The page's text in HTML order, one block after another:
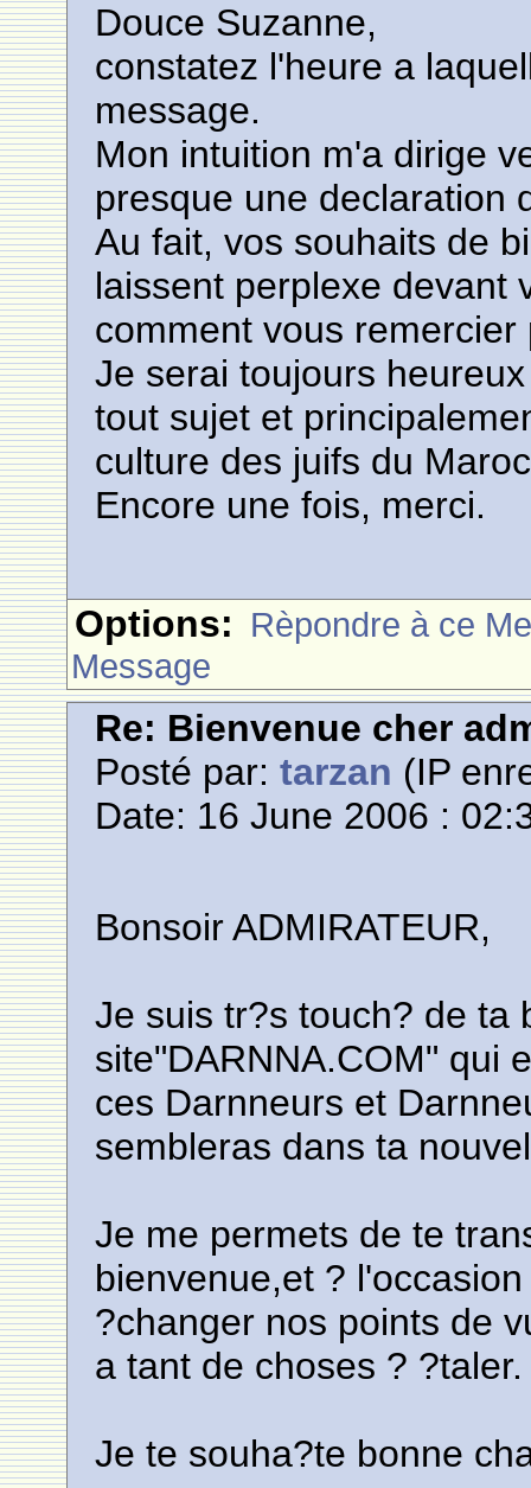
Douce Suzanne,
constatez l'heure a
message.
Mon intuition m'a dirige
presque une declaration
Au fait, vos souhaits de
laissent perplexe devant
comment vous
Je serai toujours
tout sujet et
culture des juifs du
Encore une fois, merci.
Options: Rèpondre à ce
Message
Re: Bienvenue cher
Posté par:tarzan (IP
Date: 16 June 2006 :
Bonsoir ADMIRATEUR,
Je suis tr?s touch? de ta
site"DARNNA.COM" qui
ces Darnneurs et
sembleras dans ta
Je me permets de te
bienvenue,et ?
?changer nos points de
a tant de choses ? ?taler.
Je te souha?te bonne